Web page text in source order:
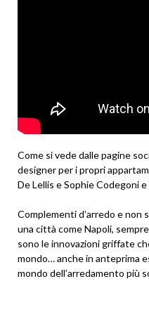
Come si vede dalle pagine
designer per i propri
De Lellis e Sophie Codegoni
Complementi d’arredo e non
una città come Napoli,
sono le innovazioni griffate
mondo… anche in anteprima
mondo dell’arredamento più